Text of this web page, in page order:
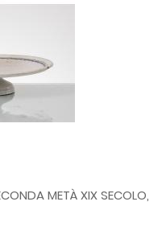
METÀ XIX SECOLO,